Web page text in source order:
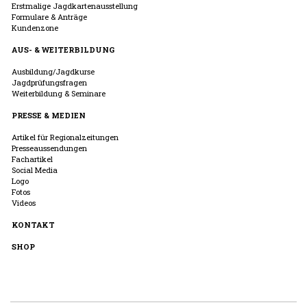
Erstmalige Jagdkartenausstellung
Formulare & Anträge
Kundenzone
AUS- & WEITERBILDUNG
Ausbildung/Jagdkurse
Jagdprüfungsfragen
Weiterbildung & Seminare
PRESSE & MEDIEN
Artikel für Regionalzeitungen
Presseaussendungen
Fachartikel
Social Media
Logo
Fotos
Videos
KONTAKT
SHOP